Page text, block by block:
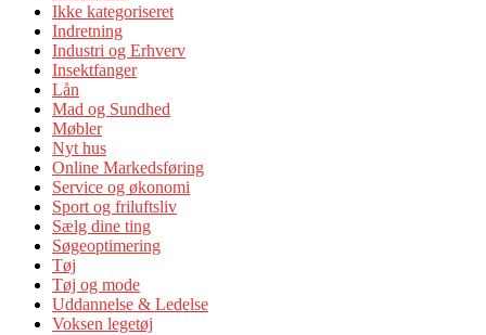
Ikke kategoriseret
Indretning
Industri og Erhverv
Insektfanger
Lån
Mad og Sundhed
Møbler
Nyt hus
Online Markedsføring
Service og økonomi
Sport og friluftsliv
Sælg dine ting
Søgeoptimering
Tøj
Tøj og mode
Uddannelse & Ledelse
Voksen legetøj